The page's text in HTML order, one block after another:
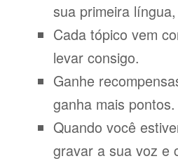
sua primeira
Cada tópico vem
levar consigo.
Ganhe
ganha mais pontos.
Quando você
gravar a sua voz e